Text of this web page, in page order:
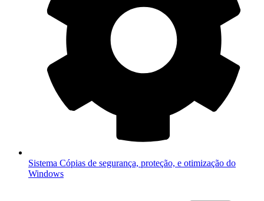
Sistema Cópias de segurança, proteção, e otimização do
Windows